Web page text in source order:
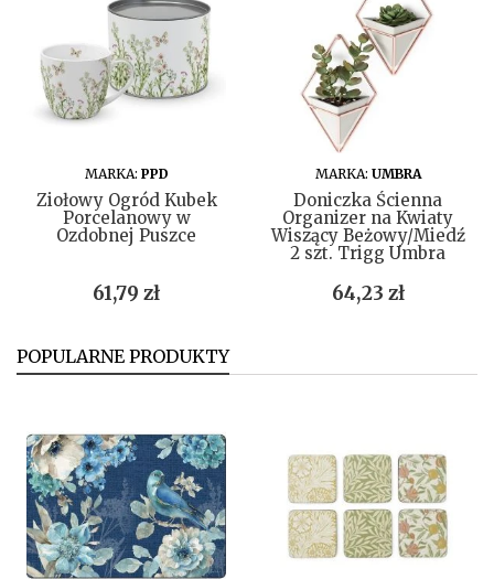
DO KOSZYKA
MARKA: PPD
Ziołowy Ogród Kubek
Porcelanowy w
Ozdobnej Puszce
Cena
61,79 zł
DO KOSZYKA
MARKA: UMBRA
Doniczka Ścienna
Organizer na Kwiaty
Wiszący Beżowy/Miedź
2 szt. Trigg Umbra
Cena
64,23 zł
POPULARNE PRODUKTY